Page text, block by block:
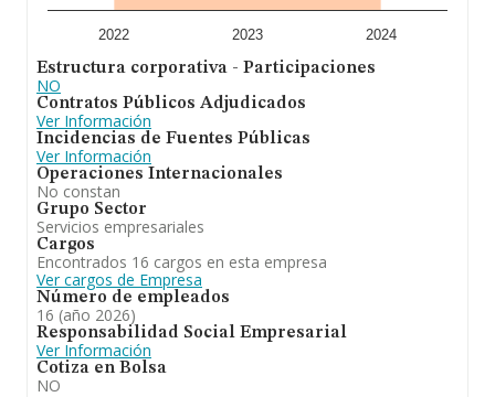
2022 2023 2024
Estructura corporativa - Participaciones
NO
Contratos Públicos Adjudicados
Ver Información
Incidencias de Fuentes Públicas
Ver Información
Operaciones Internacionales
No constan
Grupo Sector
Servicios empresariales
Cargos
Encontrados 16 cargos en esta empresa
Ver cargos de Empresa
Número de empleados
16 (año 2026)
Responsabilidad Social Empresarial
Ver Información
Cotiza en Bolsa
NO